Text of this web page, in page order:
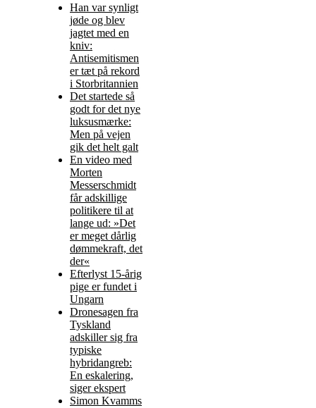
Han var synligt
jøde og blev
jagtet med en
kniv:
Antisemitismen
er tæt på rekord
i Storbritannien
Det startede så
godt for det nye
luksusmærke:
Men på vejen
gik det helt galt
En video med
Morten
Messerschmidt
får adskillige
politikere til at
lange ud: »Det
er meget dårlig
dømmekraft, det
der«
Efterlyst 15-årig
pige er fundet i
Ungarn
Dronesagen fra
Tyskland
adskiller sig fra
typiske
hybridangreb:
En eskalering,
siger ekspert
Simon Kvamms